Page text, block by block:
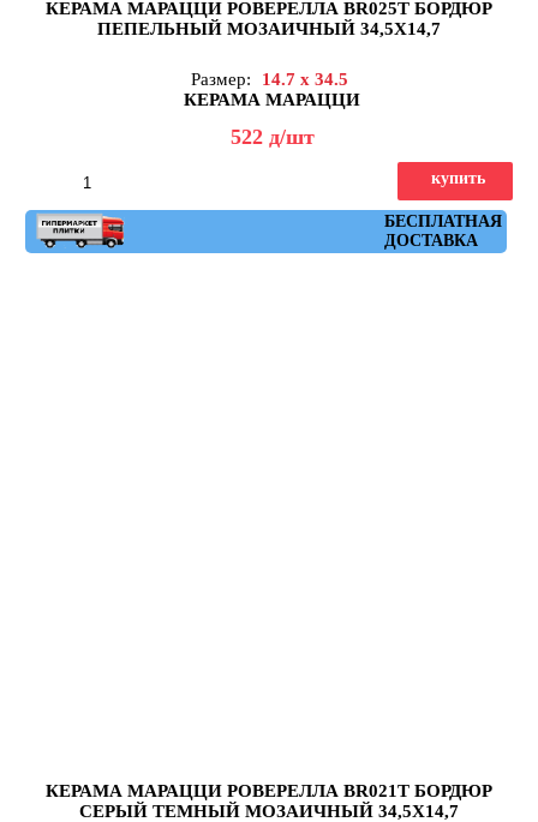
КЕРАМА МАРАЦЦИ РОВЕРЕЛЛА BR025T БОРДЮР
ПЕПЕЛЬНЫЙ МОЗАИЧНЫЙ 34,5X14,7
Размер:
14.7 x 34.5
КЕРАМА МАРАЦЦИ
522 д/шт
БЕСПЛАТНАЯ
ДОСТАВКА
купить
КЕРАМА МАРАЦЦИ РОВЕРЕЛЛА BR021T БОРДЮР
СЕРЫЙ ТЕМНЫЙ МОЗАИЧНЫЙ 34,5X14,7